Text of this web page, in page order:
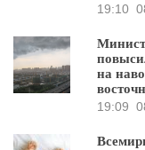
19:10
на
19:09